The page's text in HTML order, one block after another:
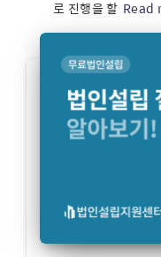
로 진행을 할 Read